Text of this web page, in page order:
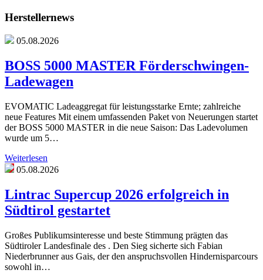
Herstellernews
05.08.2026
BOSS 5000 MASTER Förderschwingen-
Ladewagen
EVOMATIC Ladeaggregat für leistungsstarke Ernte; zahlreiche
neue Features Mit einem umfassenden Paket von Neuerungen startet
der BOSS 5000 MASTER in die neue Saison: Das Ladevolumen
wurde um 5…
Weiterlesen
05.08.2026
Lintrac Supercup 2026 erfolgreich in
Südtirol gestartet
Großes Publikumsinteresse und beste Stimmung prägten das
Südtiroler Landesfinale des . Den Sieg sicherte sich Fabian
Niederbrunner aus Gais, der den anspruchsvollen Hindernisparcours
sowohl in…